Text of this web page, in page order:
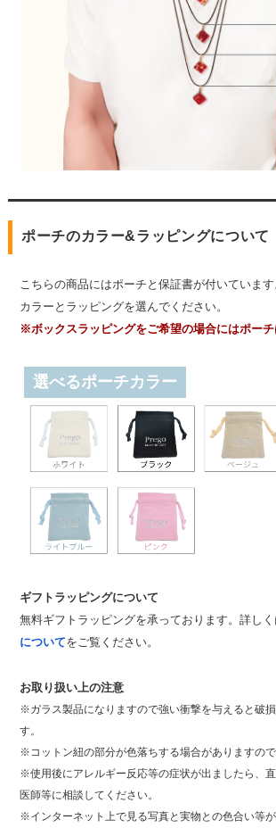
ポーチのカラー&ラッピングについて
こちらの商品にはポーチと保証書が付いていま
カラーとラッピングを選んでください。
※ボックスラッピングをご希望の場合にはポーチ
選べるポーチカラー
ギフトラッピングについて
無料ギフトラッピングを承っております。詳しく
についてをご覧ください。
お取り扱い上の注意
※ガラス製品になりますので強い衝撃を与えると破
す。
※コットン紐の部分が色落ちする場合がありますので
※使用後にアレルギー反応等の症状が出ましたら、
医師等に相談してください。
※インターネット上で見る写真と実物との色合い等